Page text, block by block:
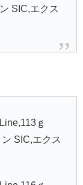
SIC,エクス
ｇ
SIC,エクス